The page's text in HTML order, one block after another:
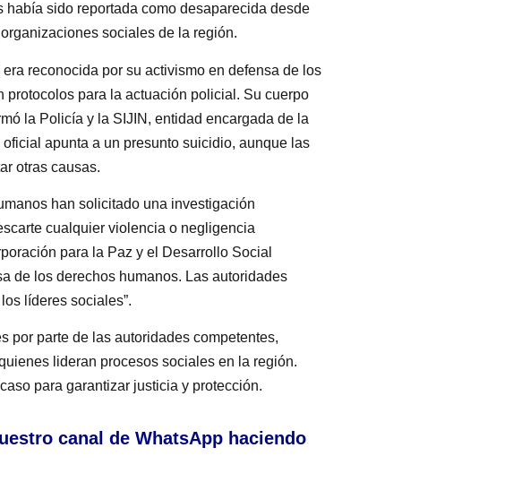
sido reportada como desaparecida desde
sociales de la región.
reconocida por su activismo en defensa de los
protocolos para la actuación policial. Su cuerpo
la Policía y la SIJIN, entidad encargada de la
apunta a un presunto suicidio, aunque las
otras causas.
han solicitado una investigación
cualquier violencia o negligencia
para la Paz y el Desarrollo Social
de los derechos humanos. Las autoridades
líderes sociales”.
por parte de las autoridades competentes,
lideran procesos sociales en la región.
para garantizar justicia y protección.
canal de WhatsApp haciendo